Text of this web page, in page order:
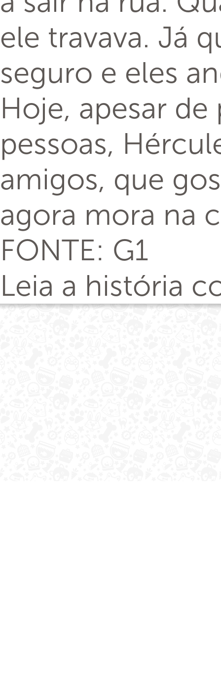
ele travava. Já
seguro e eles
Hoje, apesar
pessoas,
amigos, que
agora mora na
FONTE: G1
Leia a história